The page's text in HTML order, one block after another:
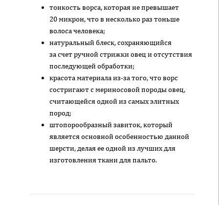
тонкость ворса, которая не превышает
20 микрон, что в несколько раз тоньше
волоса человека;
натуральный блеск, сохраняющийся
за счет ручной стрижки овец и отсутствия
последующей обработки;
красота материала из-за того, что ворс
состригают с мериносовой породы овец,
считающейся одной из самых элитных
пород;
штопорообразный завиток, который
является основной особенностью данной
шерсти, делая ее одной из лучших для
изготовления ткани для пальто.